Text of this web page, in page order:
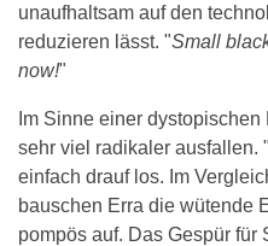
unaufhaltsam auf den
reduzieren lässt. "Small
now!"
Im Sinne einer
sehr viel radikaler ausfallen.
einfach drauf los. Im
bauschen Erra die wütende
pompös auf. Das Gespür